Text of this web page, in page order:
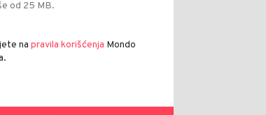
od 25 MB.
na pravila korišćenja Mondo